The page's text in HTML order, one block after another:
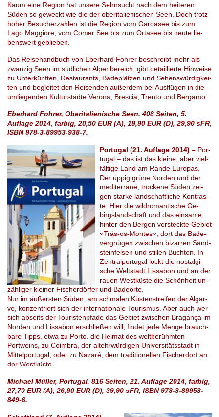
Kaum eine Re­gi­on hat un­se­re Sehn­sucht nach dem hei­te­ren
Süden so ge­weckt wie die der oberitalie­ni­schen Seen. Doch trotz
hoher Be­su­cher­zah­len ist die Re­gi­on vom Gar­da­see bis zum
Lago Mag­gio­re, vom Comer See bis zum Or­ta­see bis heute lie­
bens­wert ge­blie­ben.
Das Reisehandbuch von Eber­hard Foh­rer be­schreibt mehr als
zwan­zig Seen im süd­li­chen Alpenbereich, gibt de­tail­lier­te Hin­wei­se
zu Un­ter­künf­ten, Re­stau­rants, Ba­de­plät­zen und Sehenswürdig­kei­
ten und be­glei­tet den Rei­sen­den au­ßer­dem bei Aus­flü­gen in die
um­lie­gen­den Kultur­städ­te Ve­ro­na, Bre­scia, Tren­to und Ber­ga­mo.
Eberhard Fohrer, Oberitalienische Seen, 408 Seiten, 5.
Auflage 2014, farbig, 20,50 EUR (A), 19,90 EUR (D), 29,90 sFR,
ISBN 978-3-89953-938-7.
Portugal (21. Auflage 2014) – Por­
tu­gal – das ist das klei­ne, aber viel­
fäl­ti­ge Land am Rande Eu­ro­pas.
Der üppig grüne Nor­den und der
me­di­ter­ra­ne, tro­cke­ne Süden zei­
gen star­ke land­schaft­li­che Kon­tras­
te. Hier die wild­ro­man­ti­sche Ge­
birgs­land­schaft und das ein­sa­me,
hin­ter den Ber­gen ver­steck­te Ge­biet
»Trás-os-Mon­tes«, dort das Ba­de­
ver­gnü­gen zwi­schen bi­zar­ren Sand­
stein­fel­sen und stil­len Buch­ten. In
Zen­tral­por­tu­gal lockt die nost­al­gi­
sche Welt­stadt Lis­sa­bon und an der
rauen West­küs­te die Schön­heit un­
zäh­li­ger klei­ner Fischer­dör­fer und Ba­de­or­te.
Nur im äu­ßers­ten Süden, am schma­len Küs­ten­strei­fen der Al­gar­
ve, kon­zen­triert sich der internationa­le Tou­ris­mus. Aber auch wer
sich ab­seits der Tou­ris­ten­pfa­de das Ge­biet zwi­schen Bragança im
Nor­den und Lis­sa­bon er­schlie­ßen will, fin­det jede Menge brauch­
ba­re Tipps, etwa zu Porto, die Hei­mat des welt­be­rühm­ten
Portweins, zu Co­im­bra, der alt­ehr­wür­di­gen Universitäts­stadt in
Mit­tel­por­tu­gal, oder zu Na­za­ré, dem tra­di­tio­nel­len Fi­scher­dorf an
der Westküste.
Michael Müller, Portugal, 816 Seiten, 21. Auflage 2014, farbig,
27,70 EUR (A), 26,90 EUR (D), 39,90 sFR, ISBN 978-3-89953-
849-6.